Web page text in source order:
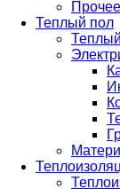
Прочее
Теплый пол